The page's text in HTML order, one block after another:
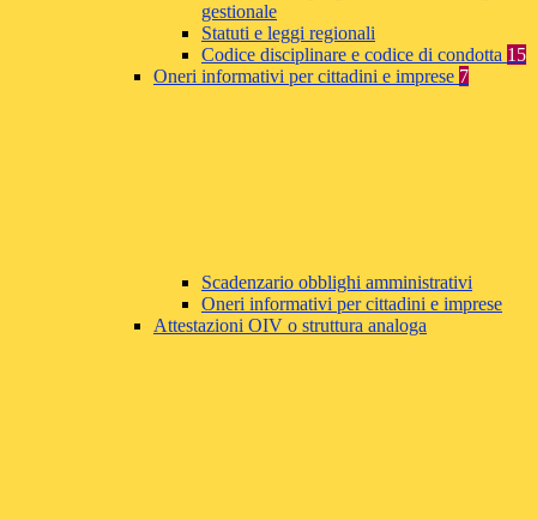
gestionale
Statuti e leggi regionali
Codice disciplinare e codice di condotta 15
Oneri informativi per cittadini e imprese 7
Scadenzario obblighi amministrativi
Oneri informativi per cittadini e imprese
Attestazioni OIV o struttura analoga